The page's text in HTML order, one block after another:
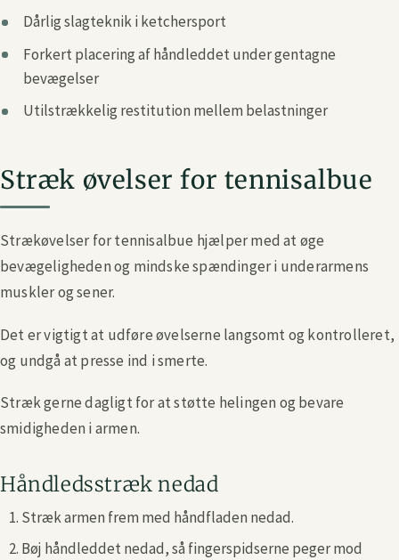
Dårlig slagteknik i ketchersport
Forkert placering af håndleddet under gentagne
bevægelser
Utilstrækkelig restitution mellem belastninger
Stræk øvelser for tennisalbue
Strækøvelser for tennisalbue hjælper med at øge
bevægeligheden og mindske spændinger i underarmens
muskler og sener.
Det er vigtigt at udføre øvelserne langsomt og kontrolleret,
og undgå at presse ind i smerte.
Stræk gerne dagligt for at støtte helingen og bevare
smidigheden i armen.
Håndledsstræk nedad
Stræk armen frem med håndfladen nedad.
Bøj håndleddet nedad, så fingerspidserne peger mod